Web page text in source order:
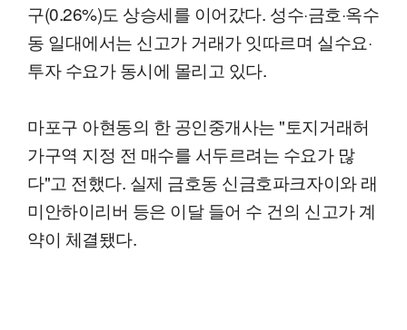
구(0.26%)도 상승세를 이어갔다. 성수·금호·옥수
동 일대에서는 신고가 거래가 잇따르며 실수요·
투자 수요가 동시에 몰리고 있다.
마포구 아현동의 한 공인중개사는 "토지거래허
가구역 지정 전 매수를 서두르려는 수요가 많
다"고 전했다. 실제 금호동 신금호파크자이와 래
미안하이리버 등은 이달 들어 수 건의 신고가 계
약이 체결됐다.